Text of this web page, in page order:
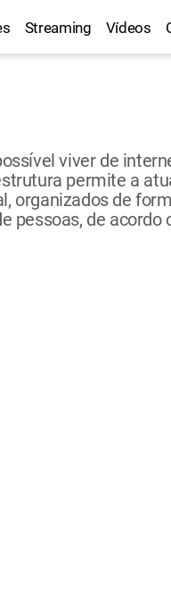
Streaming Vídeos
viver de
permite a
organizados de
pessoas, de acordo